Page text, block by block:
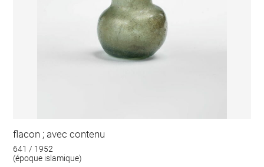
flacon ; avec contenu
641 / 1952
(époque islamique)